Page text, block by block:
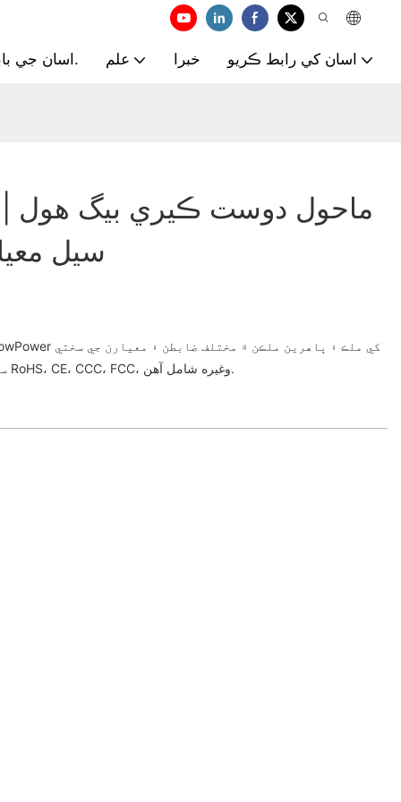
اسان جي بابت. علم خبرا اسان کي رابط ڪريو
سيل
سان جانچيو ويندو آهي، جن ۾ RoHS، CE، CCC، FCC، وغيره شامل آهن.